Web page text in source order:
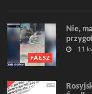
FAŁSZ
Nie,
11